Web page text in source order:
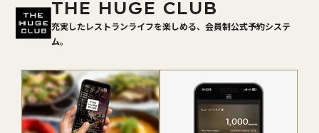
THE HUGE CLUB
充実したレストランライフを楽しめる、会員制公式予約システ
ム。